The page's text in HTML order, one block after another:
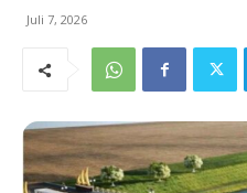
Juli 7, 2026